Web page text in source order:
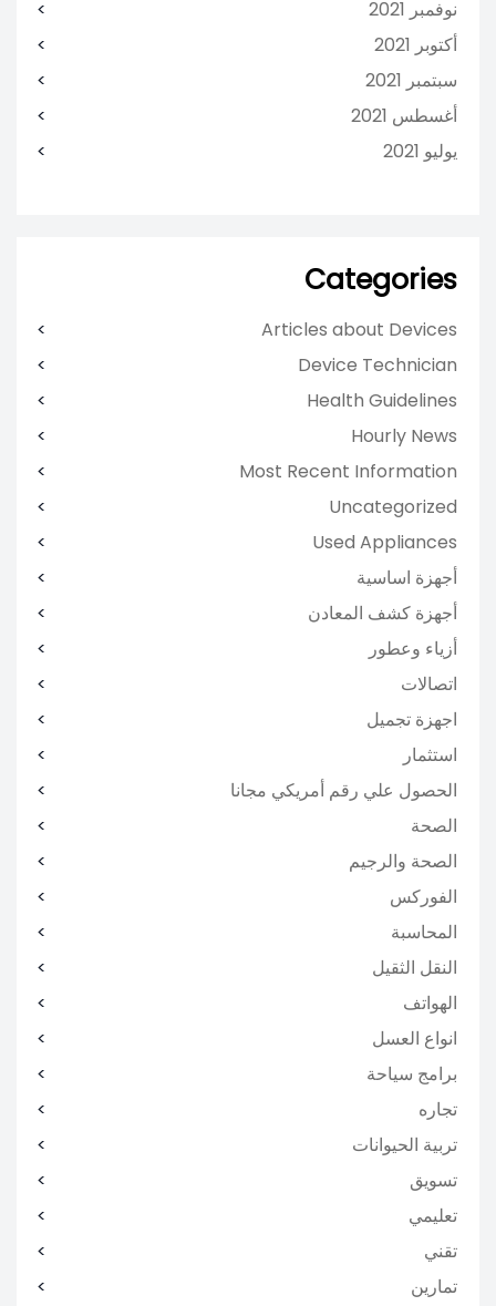
نوفمبر 2021
أكتوبر 2021
سبتمبر 2021
أغسطس 2021
يوليو 2021
Categories
Articles about Devices
Device Technician
Health Guidelines
Hourly News
Most Recent Information
Uncategorized
Used Appliances
أجهزة اساسية
أجهزة كشف المعادن
أزياء وعطور
اتصالات
اجهزة تجميل
استثمار
الحصول علي رقم أمريكي مجانا
الصحة
الصحة والرجيم
الفوركس
المحاسبة
النقل الثقيل
الهواتف
انواع العسل
برامج سياحة
تجاره
تربية الحيوانات
تسويق
تعليمي
تقني
تمارين